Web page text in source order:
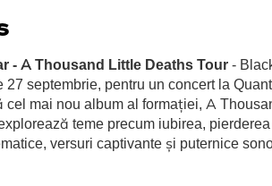
- A Thousand Little Deaths Tour -
27 septembrie, pentru un concert la
cel mai nou album al formației, A
teme precum iubirea,
versuri captivante și puternice